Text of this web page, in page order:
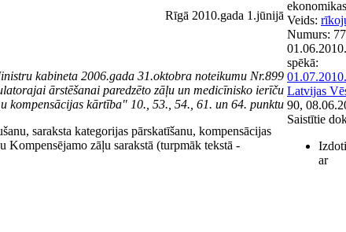
Rīgā 2010.gada 1.jūnijā
kabineta 2006.gada 31.oktobra noteikumu Nr.899
ārstēšanai paredzēto zāļu un medicīnisko ierīču
kompensācijas kārtība" 10., 53., 54., 61. un 64. punktu
saraksta kategorijas pārskatīšanu, kompensācijas
Kompensējamo zāļu sarakstā (turpmāk tekstā -
Veids:
Numurs: 77
01.06.2010.
spēkā:
01.07.2010.
Latvijas
90,
Saistītie
ar